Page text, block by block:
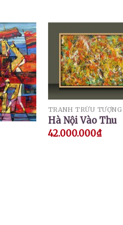
TRANH TRỪU TƯỢNG
Hà Nội Vào Thu
42.000.000₫